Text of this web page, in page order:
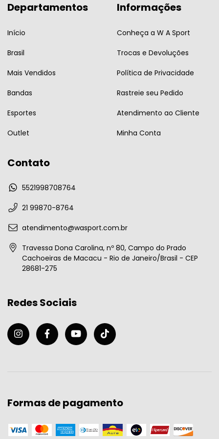
Departamentos
Início
Brasil
Mais Vendidos
Bandas
Esportes
Outlet
Informações
Conheça a W A Sport
Trocas e Devoluções
Política de Privacidade
Rastreie seu Pedido
Atendimento ao Cliente
Minha Conta
Contato
5521998708764
21 99870-8764
atendimento@wasport.com.br
Travessa Dona Carolina, nº 80, Campo do Prado
Cachoeiras de Macacu - Rio de Janeiro/Brasil - CEP
28681-275
Redes Sociais
Formas de pagamento